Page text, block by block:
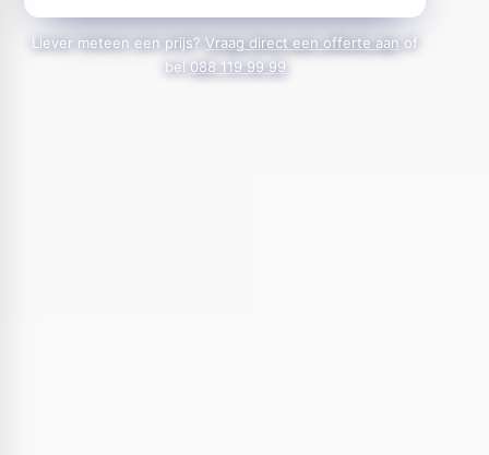
Liever meteen een prijs? Vraag direct een offerte aan of
bel 088 119 99 99